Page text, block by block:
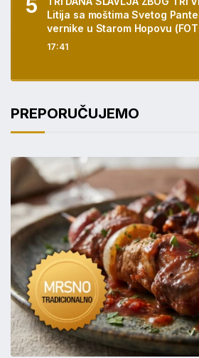
17:41
Litija sa moštima Svetog
vernike u Starom Hopovu
PREPORUČUJEMO